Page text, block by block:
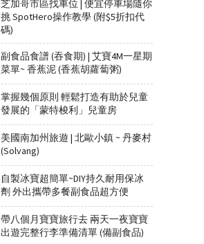
芝加哥市區找車位 | 便宜停車場隨你
挑 SpotHero操作教學 (附$5折扣代
碼)
副食品食譜 (吞食期) | 艾寶4M一星期
菜單~ 香蕉泥 (香蕉胡蘿蔔粥)
掌握幾個原則 輕鬆打造有助於兒童
發展的「蒙特梭利」兒童房
美國南加州旅遊 | 北歐小鎮 ~ 丹麥村
(Solvang)
自製冰寶超簡單~DIY持久耐用保冰
劑 外出攜帶多餐副食品超方便
帶八個月寶寶旅行去 兩天一夜寶寶
出遊完整行李準備清單 (備副食品)